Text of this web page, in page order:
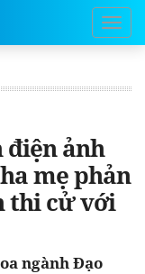
điện ảnh
mẹ phản
thi cử với
ngành Đạo